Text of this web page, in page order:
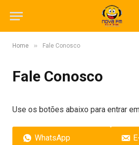
Home » Fale Conosco
Fale Conosco
Use os botões abaixo para entrar
WhatsApp